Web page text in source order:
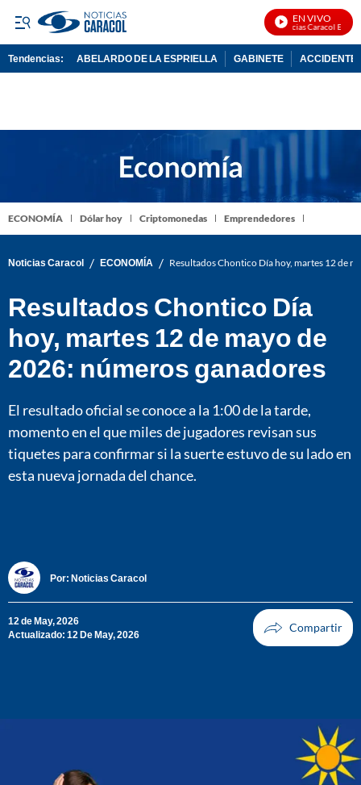
EN VIVO
Noticias Caracol En Vivo
Tendencias: ABELARDO DE LA ESPRIELLA GABINETE ACCIDENTE
ECONOMÍA Dólar hoy Criptomonedas Emprendedores
Noticias Caracol / ECONOMÍA / Resultados Chontico Día hoy, martes 12 de
Resultados Chontico Día
hoy, martes 12 de mayo de
2026: números ganadores
El resultado oficial se conoce a la 1:00 de la tarde,
momento en el que miles de jugadores revisan sus
tiquetes para confirmar si la suerte estuvo de su lado en
esta nueva jornada del chance.
Por: Noticias Caracol
12 de May, 2026
Actualizado: 12 De May, 2026